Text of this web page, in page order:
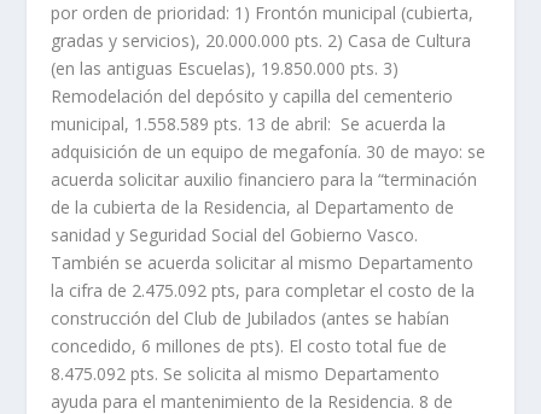
por orden de prioridad: 1) Frontón municipal (cubierta,
gradas y servicios), 20.000.000 pts. 2) Casa de Cultura
(en las antiguas Escuelas), 19.850.000 pts. 3)
Remodelación del depósito y capilla del cementerio
municipal, 1.558.589 pts. 13 de abril: Se acuerda la
adquisición de un equipo de megafonía. 30 de mayo: se
acuerda solicitar auxilio financiero para la “terminación
de la cubierta de la Residencia, al Departamento de
sanidad y Seguridad Social del Gobierno Vasco.
También se acuerda solicitar al mismo Departamento
la cifra de 2.475.092 pts, para completar el costo de la
construcción del Club de Jubilados (antes se habían
concedido, 6 millones de pts). El costo total fue de
8.475.092 pts. Se solicita al mismo Departamento
ayuda para el mantenimiento de la Residencia. 8 de